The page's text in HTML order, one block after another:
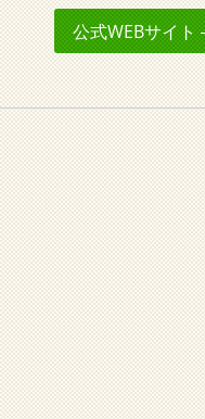
公式WEBサイト